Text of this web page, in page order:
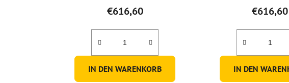
€616,60
IN DEN WARENKORB
€616,60
IN DEN